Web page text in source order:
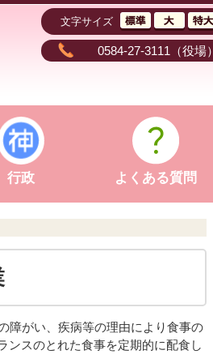
文字サイズ
0584-27-3111 （役場）
行政 よくある質問
障がい、疾病等の理由により食事の
ンスのとれた食事を定期的に配食し